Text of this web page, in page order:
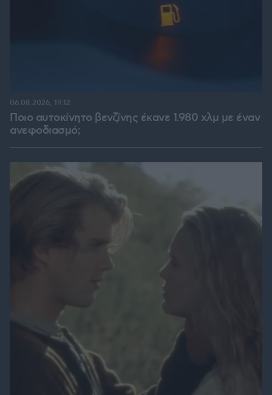
Ποιο αυτοκίνητο βενζίνης έκανε 1.980 χλμ με έναν
ανεφοδιασμό;
06.08.2026, 19:12